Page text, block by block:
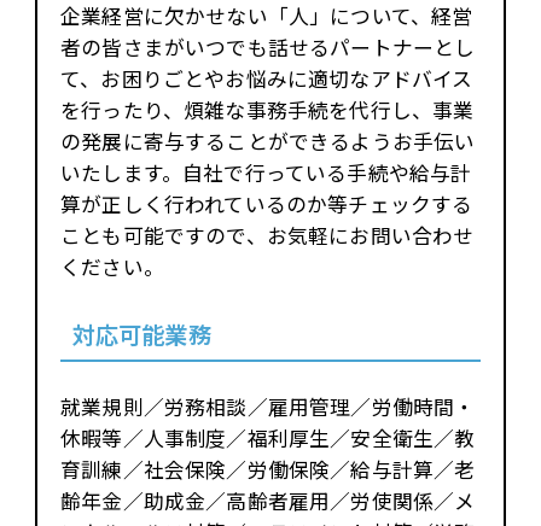
企業経営に欠かせない「人」について、経営
者の皆さまがいつでも話せるパートナーとし
て、お困りごとやお悩みに適切なアドバイス
を行ったり、煩雑な事務手続を代行し、事業
の発展に寄与することができるようお手伝い
いたします。自社で行っている手続や給与計
算が正しく行われているのか等チェックする
ことも可能ですので、お気軽にお問い合わせ
ください。
対応可能業務
就業規則／労務相談／雇用管理／労働時間・
休暇等／人事制度／福利厚生／安全衛生／教
育訓練／社会保険／労働保険／給与計算／老
齢年金／助成金／高齢者雇用／労使関係／メ